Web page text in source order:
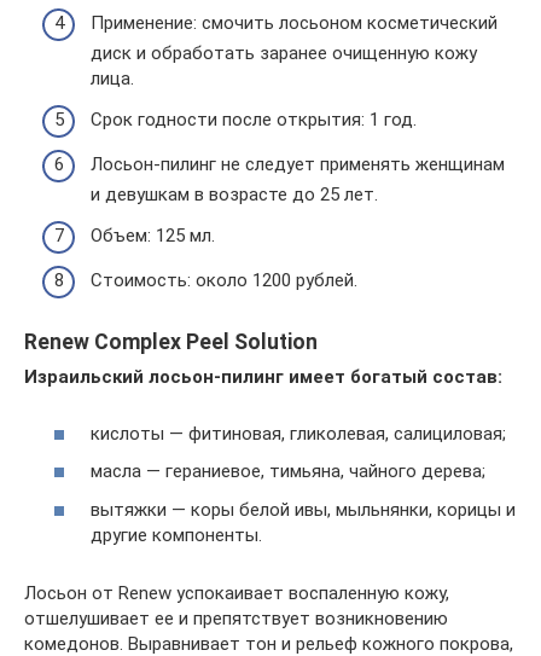
Применение: смочить лосьоном косметический
диск и обработать заранее очищенную кожу
лица.
Срок годности после открытия: 1 год.
Лосьон-пилинг не следует применять женщинам
и девушкам в возрасте до 25 лет.
Объем: 125 мл.
Стоимость: около 1200 рублей.
Renew Complex Peel Solution
Израильский лосьон-пилинг имеет богатый состав:
кислоты — фитиновая, гликолевая, салициловая;
масла — гераниевое, тимьяна, чайного дерева;
вытяжки — коры белой ивы, мыльнянки, корицы и
другие компоненты.
Лосьон от Renew успокаивает воспаленную кожу,
отшелушивает ее и препятствует возникновению
комедонов. Выравнивает тон и рельеф кожного покрова,